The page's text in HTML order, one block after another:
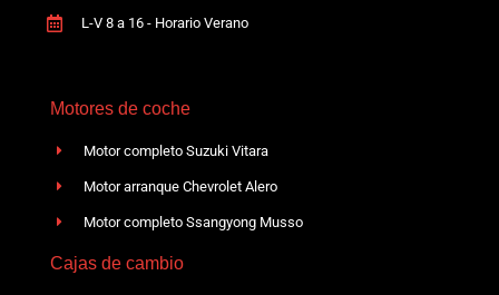
L-V 8 a 16 - Horario Verano
Motores de coche
Motor completo Suzuki Vitara
Motor arranque Chevrolet Alero
Motor completo Ssangyong Musso
Cajas de cambio